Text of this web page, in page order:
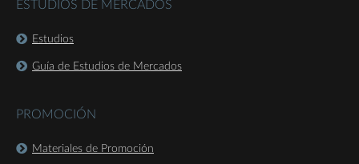
ESTUDIOS DE MERCADOS
Estudios
Guía de Estudios de Mercados
PROMOCIÓN
Materiales de Promoción